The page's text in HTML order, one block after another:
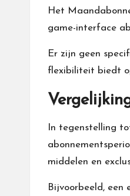
Het
game-interface
Er zijn geen
flexibiliteit biedt
In tegenstelling
middelen en
Bijvoorbeeld,